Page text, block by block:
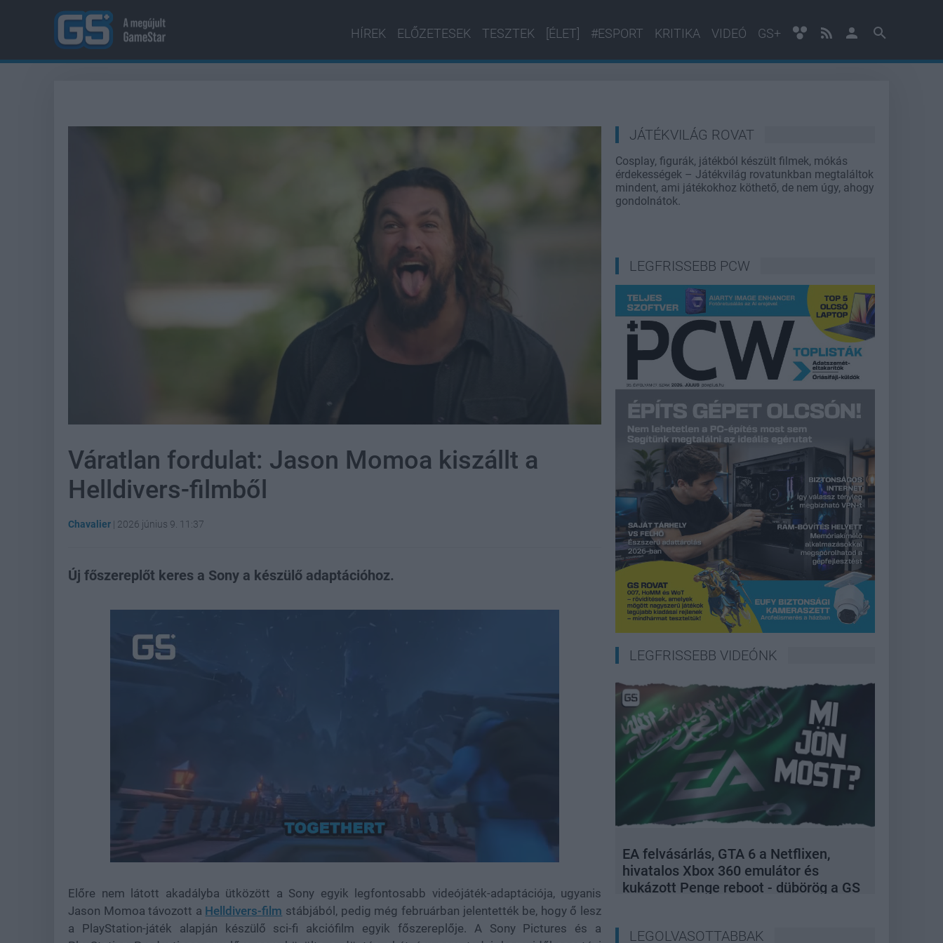
HÍREK ELŐZETESEK TESZTEK [ÉLET] #ESPORT KRITIKA VIDEÓ GS+
Váratlan fordulat: Jason Momoa kiszállt a
Helldivers-filmből
Chavalier | 2026 június 9. 11:37
Új főszereplőt keres a Sony a készülő adaptációhoz.
100.00%
Előre nem látott akadályba ütközött a Sony egyik legfontosabb videójáték-adaptációja, ugyanis
Jason Momoa távozott a Helldivers-film stábjából, pedig még februárban jelentették be, hogy ő lesz
a PlayStation-játék alapján készülő sci-fi akciófilm egyik főszereplője. A Sony Pictures és a
JÁTÉKVILÁG ROVAT
Cosplay, figurák, játékból készült filmek, mókás
érdekességek – Játékvilág rovatunkban megtaláltok
mindent, ami játékokhoz köthető, de nem úgy, ahogy
gondolnátok.
LEGFRISSEBB PCW
LEGFRISSEBB VIDEÓNK
EA felvásárlás, GTA 6 a Netflixen,
hivatalos Xbox 360 emulátor és
kukázott Penge reboot - dübörög a GS
LEGOLVASOTTABBAK